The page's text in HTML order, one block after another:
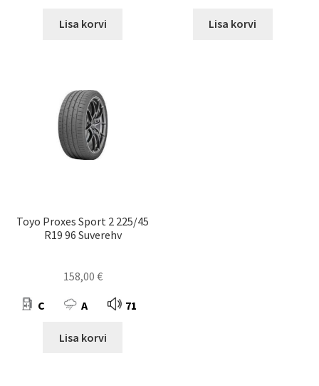
Lisa korvi Lisa korvi
Toyo Proxes Sport 2 225/45
R19 96 Suverehv
158,00 €
C A 71
Lisa korvi